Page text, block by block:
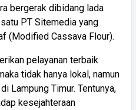
bergerak dibidang lada
PT Sitemedia yang
(Modified Cassava Flour).
pelayanan terbaik
tidak hanya lokal, namun
Lampung Timur. Tentunya,
kesejahteraan